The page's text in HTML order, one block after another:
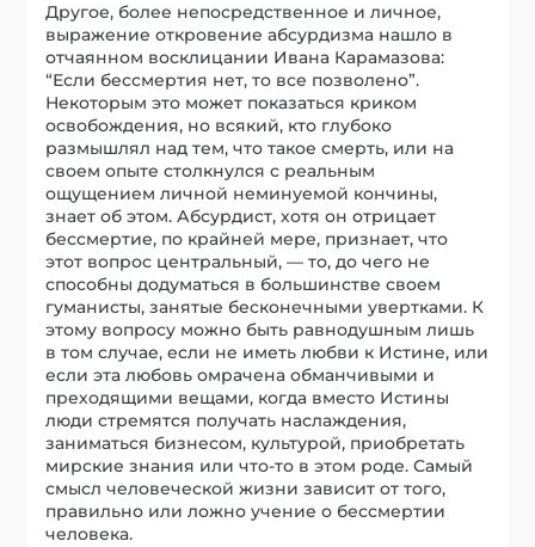
Другое, более непосредственное и личное,
выражение откровение абсурдизма нашло в
отчаянном восклицании Ивана Карамазова:
“Если бессмертия нет, то все позволено”.
Некоторым это может показаться криком
освобождения, но всякий, кто глубоко
размышлял над тем, что такое смерть, или на
своем опыте столкнулся с реальным
ощущением личной неминуемой кончины,
знает об этом. Абсурдист, хотя он отрицает
бессмертие, по крайней мере, признает, что
этот вопрос центральный, — то, до чего не
способны додуматься в большинстве своем
гуманисты, занятые бесконечными увертками. К
этому вопросу можно быть равнодушным лишь
в том случае, если не иметь любви к Истине, или
если эта любовь омрачена обманчивыми и
преходящими вещами, когда вместо Истины
люди стремятся получать наслаждения,
заниматься бизнесом, культурой, приобретать
мирские знания или что-то в этом роде. Самый
смысл человеческой жизни зависит от того,
правильно или ложно учение о бессмертии
человека.